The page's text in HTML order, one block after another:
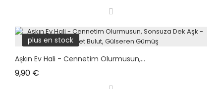
plus en stock
Aşkın Ev Hali - Cennetim Olurmusun,...
9,90 €